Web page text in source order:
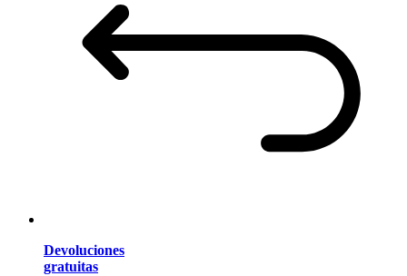
Devoluciones
gratuitas